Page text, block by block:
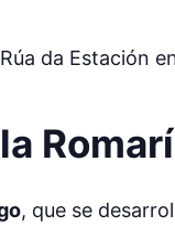
da Estación
, que se